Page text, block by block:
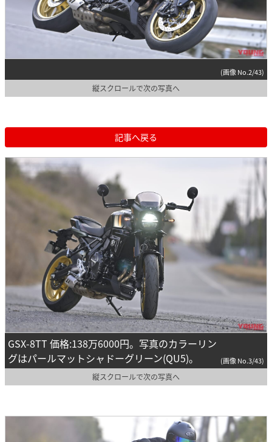
(画像 No.2/43)
縦スクロールで次の写真へ
記事へ戻る
GSX-8TT 価格:138万6000円。写真のカラーリン
グはパールマットシャドーグリーン(QU5)。
(画像 No.3/43)
縦スクロールで次の写真へ